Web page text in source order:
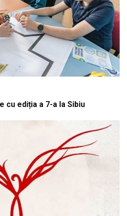
cu ediția a 7-a la Sibiu